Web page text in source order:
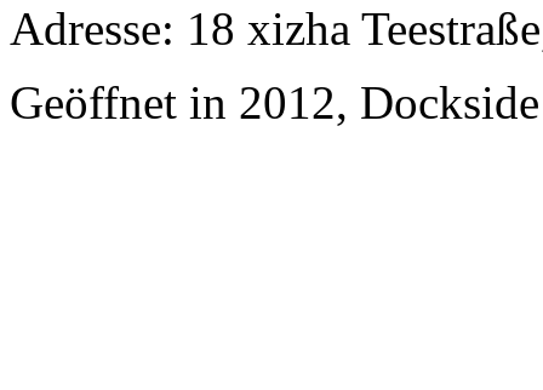
Adresse: 18 xizha
Geöffnet in 2012,